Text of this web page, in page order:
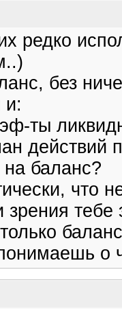
редко
без
и:
ты
баланс?
что
зрения
о